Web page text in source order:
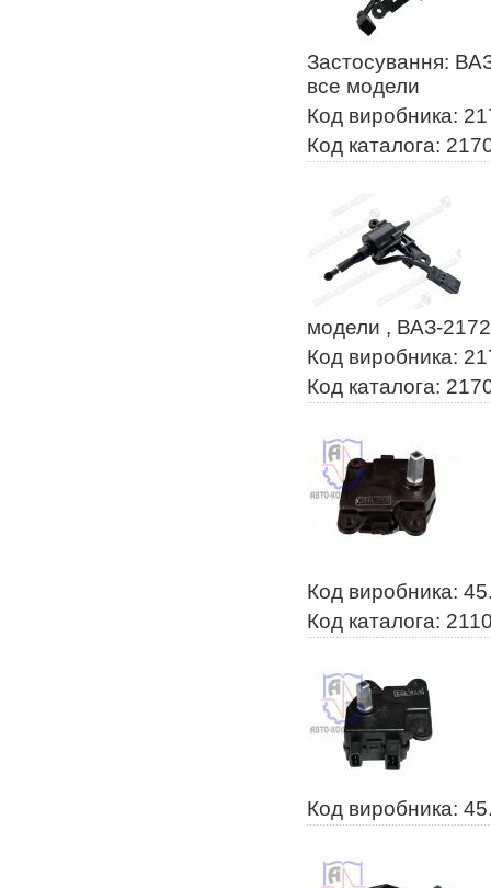
Застосування:
все модели
Код виробника:
Код каталога:
модели , ВАЗ-
Код виробника:
Код каталога:
Код виробника:
Код каталога:
Код виробника: